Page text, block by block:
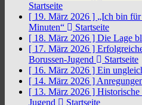
Startseite
[ 19. März 2026 ] „Ich bin
Minuten“
Startseite
[ 18. März 2026 ] Die Lage
[ 17. März 2026 ]
Borussen-Jugend
Startseite
[ 16. März 2026 ] Ein
[ 14. März 2026 ]
[ 13. März 2026 ]
Jugend
Startseite